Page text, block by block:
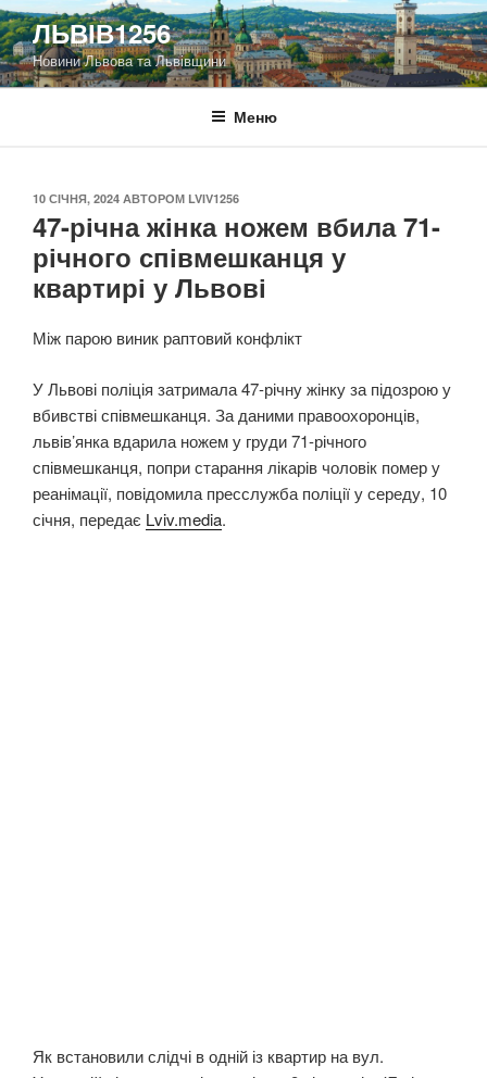
Перейти
до
вмісту
ЛЬВІВ1256
Новини Львова та Львівщини
Меню
ОПУБЛІКОВАНО
10 СІЧНЯ, 2024 АВТОРОМ LVIV1256
47-річна жінка ножем вбила 71-
річного співмешканця у
квартирі у Львові
Між парою виник раптовий конфлікт
У Львові поліція затримала 47-річну жінку за підозрою у
вбивстві співмешканця. За даними правоохоронців,
львів’янка вдарила ножем у груди 71-річного
співмешканця, попри старання лікарів чоловік помер у
реанімації, повідомила пресслужба поліції у середу, 10
січня, передає Lviv.media.
Як встановили слідчі в одній із квартир на вул.